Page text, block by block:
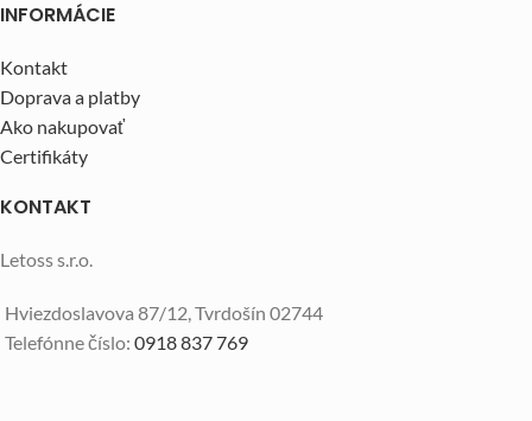
INFORMÁCIE
Kontakt
Doprava a platby
Ako nakupovať
Certifikáty
KONTAKT
Letoss s.r.o.
Hviezdoslavova 87/12, Tvrdošín 02744
Telefónne číslo: 0918 837 769